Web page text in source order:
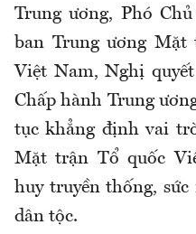
Trung ương, Phó
ban Trung ương
Việt Nam, Nghị
Chấp hành Trung
tục khẳng định vai
Mặt trận Tổ quốc
huy truyền thống,
dân tộc.